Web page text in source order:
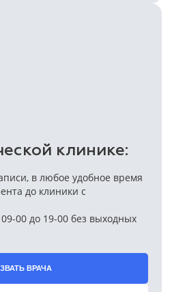
клинике:
в любое удобное время
до клиники с
00 до 19-00 без выходных
ВРАЧА